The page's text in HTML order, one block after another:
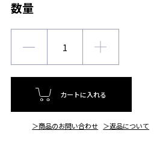
数量
カートに入れる
＞商品のお問い合わせ ＞返品について